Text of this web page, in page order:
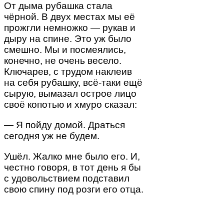
От дыма рубашка стала
чёрной. В двух местах мы её
прожгли немножко — рукав и
дыру на спине. Это уж было
смешно. Мы и посмеялись,
конечно, не очень весело.
Ключарев, с трудом наклеив
на себя рубашку, всё-таки ещё
сырую, вымазал острое лицо
своё копотью и хмуро сказал:
— Я пойду домой. Драться
сегодня уж не будем.
Ушёл. Жалко мне было его. И,
честно говоря, в тот день я бы
с удовольствием подставил
свою спину под розги его отца.